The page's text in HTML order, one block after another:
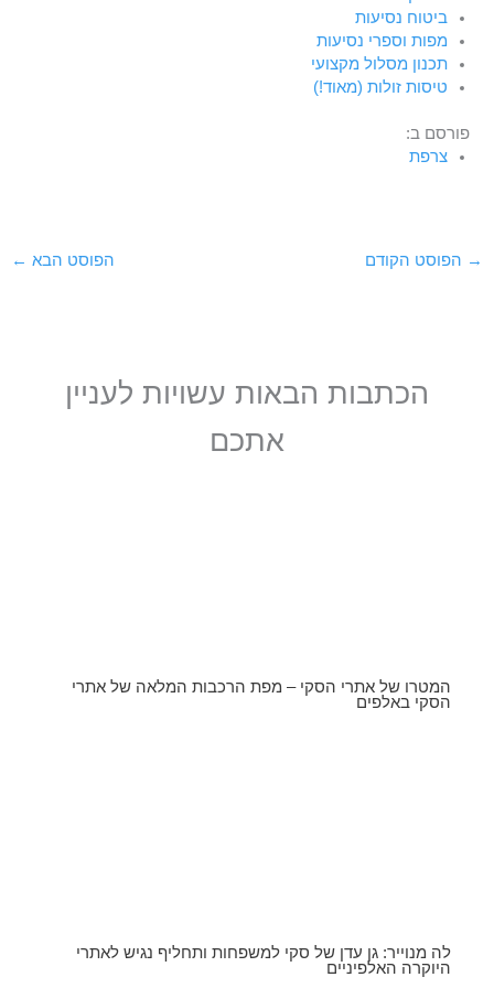
ביטוח נסיעות
מפות וספרי נסיעות
תכנון מסלול מקצועי
טיסות זולות (מאוד!)
פורסם ב:
צרפת
→ הפוסט הקודם הפוסט הבא ←
הכתבות הבאות עשויות לעניין
אתכם
המטרו של אתרי הסקי – מפת הרכבות המלאה של אתרי
הסקי באלפים
לה מנוייר: גן עדן של סקי למשפחות ותחליף נגיש לאתרי
היוקרה האלפיניים